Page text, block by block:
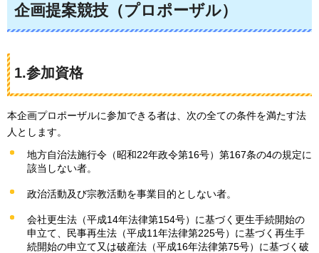
企画提案競技（プロポーザル）
1.参加資格
本企画プロポーザルに参加できる者は、次の全ての条件を満たす法
人とします。
地方自治法施行令（昭和22年政令第16号）第167条の4の規定に
該当しない者。
政治活動及び宗教活動を事業目的としない者。
会社更生法（平成14年法律第154号）に基づく更生手続開始の
申立て、民事再生法（平成11年法律第225号）に基づく再生手
続開始の申立て又は破産法（平成16年法律第75号）に基づく破